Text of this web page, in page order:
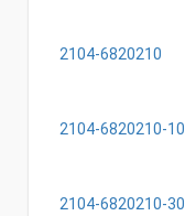
2104-6820210
2104-6820210-10
2104-6820210-30